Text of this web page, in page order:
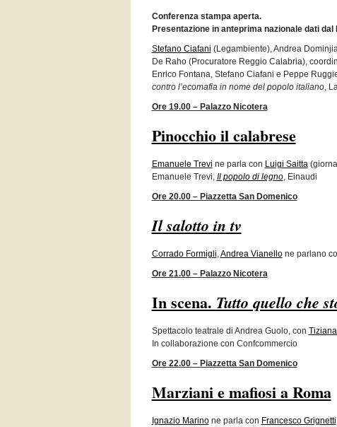
Conferenza stampa aperta.
Presentazione in anteprima nazionale dati
Stefano Ciafani (Legambiente), Andrea
De Raho (Procuratore Reggio Calabria),
Enrico Fontana, Stefano Ciafani e Peppe
contro l’ecomafia in nome del popolo italiano,
Ore 19.00 – Palazzo Nicotera
Pinocchio il calabrese
Emanuele Trevi ne parla con Luigi Saitta
Emanuele Trevi, Il popolo di legno, Einaudi
Ore 20.00 – Piazzetta San Domenico
Il salotto in tv
Corrado Formigli,Andrea Vianellone parlano
Ore 21.00 – Palazzo Nicotera
In scena. Tutto quello che
Spettacolo teatrale di Andrea Guolo, con
In collaborazione con Confcommercio
Ore 22.00 – Piazzetta San Domenico
Marziani e mafiosi a Roma
Ignazio Marinone parla con Francesco Grignetti